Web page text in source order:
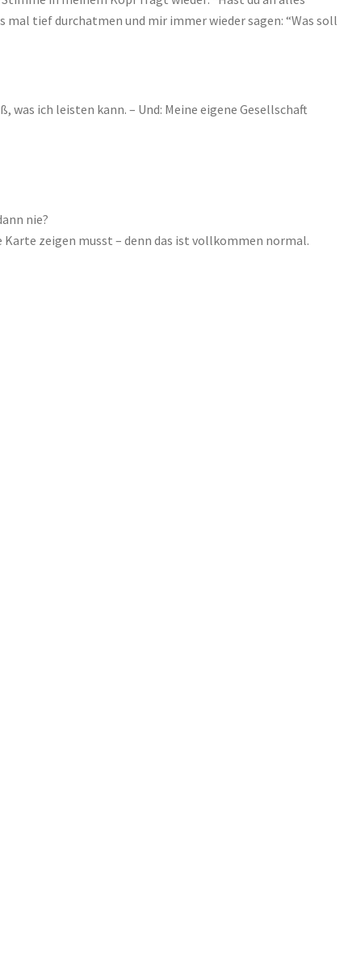
tief durchatmen und mir immer wieder sagen: “Was soll
was ich leisten kann. – Und: Meine eigene Gesellschaft
nie?
zeigen musst – denn das ist vollkommen normal.